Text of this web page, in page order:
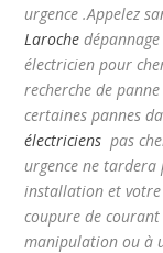
urgence .Appelez
Laroche
électricien pour
recherche de
certaines pannes
électriciens pas
urgence ne
installation et
coupure de
manipulation ou à